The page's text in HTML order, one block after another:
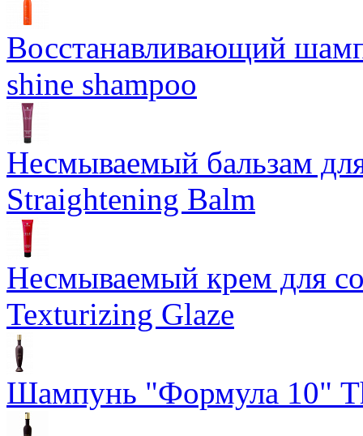
Восстанавливающий
shine shampoo
Несмываемый бальзам
Straightening Balm
Несмываемый крем для
Texturizing Glaze
Шампунь "Формула 10"